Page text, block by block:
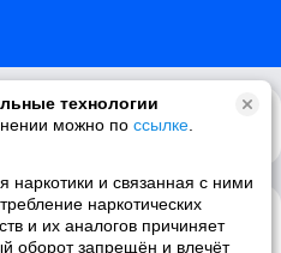
технологии
можно по ссылке
наркотики и связанная с ними
наркотических
и их аналогов причиняет
оборот запрещён и влечёт